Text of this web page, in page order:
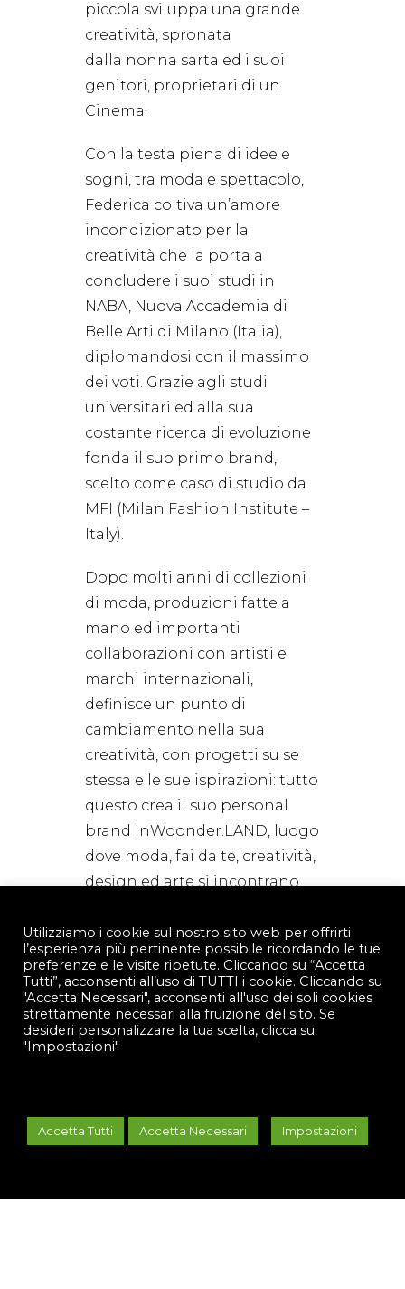
piccola sviluppa una grande
creatività, spronata
dalla nonna sarta ed i suoi
genitori, proprietari di un
Cinema.
Con la testa piena di idee e
sogni, tra moda e spettacolo,
Federica coltiva un’amore
incondizionato per la
creatività che la porta a
concludere i suoi studi in
NABA, Nuova Accademia di
Belle Arti di Milano (Italia),
diplomandosi con il massimo
dei voti. Grazie agli studi
universitari ed alla sua
costante ricerca di evoluzione
fonda il suo primo brand,
scelto come caso di studio da
MFI (Milan Fashion Institute –
Italy).
Dopo molti anni di collezioni
di moda, produzioni fatte a
mano ed importanti
collaborazioni con artisti e
marchi internazionali,
definisce un punto di
cambiamento nella sua
creatività, con progetti su se
stessa e le sue ispirazioni: tutto
questo crea il suo personal
brand InWoonder.LAND, luogo
dove moda, fai da te, creatività,
design ed arte si incontrano
Ad oggi è un artista a 360 gradi
ed oltre a questo è docente di
Fashion Design, Branding e
Comunicazione in diverse
Accademie del nord Italia.
InWoonder.STUDIO, studio di
produzione media e creativo
ed aspiranti creativi, possono
Utilizziamo i cookie sul nostro sito web per offrirti
l’esperienza più pertinente possibile ricordando le tue
preferenze e le visite ripetute. Cliccando su “Accetta
Tutti”, acconsenti all’uso di TUTTI i cookie. Cliccando su
"Accetta Necessari", acconsenti all'uso dei soli cookies
strettamente necessari alla fruizione del sito. Se
desideri personalizzare la tua scelta, clicca su
"Impostazioni"
Accetta Tutti Accetta Necessari Impostazioni